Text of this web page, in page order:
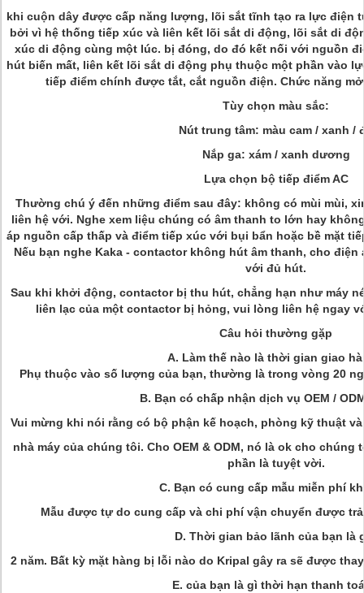
khi cuộn dây được cấp năng lượng, lõi sắt tĩnh tạo ra lực điện
bởi vì hệ thống tiếp xúc và liên kết lõi sắt di động, lõi sắt di
xúc di động cùng một lúc. bị đóng, do đó kết nối với nguồn
hút biến mất, liên kết lõi sắt di động phụ thuộc một phần vào
tiếp điểm chính được tắt, cắt nguồn điện. Chức năng
Tùy chọn màu sắc:
Nút trung tâm: màu cam / xanh /
Nắp ga: xám / xanh dương
Lựa chọn bộ tiếp điểm AC
Thường chú ý đến những điểm sau đây: không có mùi mùi,
liên hệ với. Nghe xem liệu chúng có âm thanh to lớn hay
áp nguồn cấp thấp và điểm tiếp xúc với bụi bẩn hoặc bề mặt
Nếu bạn nghe Kaka - contactor không hút âm thanh, cho
với đủ hút.
Sau khi khởi động, contactor bị thu hút, chẳng hạn như máy
liên lạc của một contactor bị hỏng, vui lòng liên hệ ngay
Câu hỏi thường gặp
A. Làm thế nào là thời gian giao
Phụ thuộc vào số lượng của bạn, thường là trong vòng 20
B. Bạn có chấp nhận dịch vụ OEM /
Vui mừng khi nói rằng có bộ phận kế hoạch, phòng kỹ thuật
nhà máy của chúng tôi. Cho OEM & ODM, nó là ok cho
phần là tuyệt vời.
C. Bạn có cung cấp mẫu miễn phí
Mẫu được tự do cung cấp và chi phí vận chuyển được
D. Thời gian bảo lãnh của bạn là
2 năm. Bất kỳ mặt hàng bị lỗi nào do Kripal gây ra sẽ được
E. của bạn là gì thời hạn thanh